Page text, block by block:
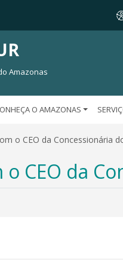
Amazonas
O AMAZONAS
o CEO da Concessionária
o CEO da